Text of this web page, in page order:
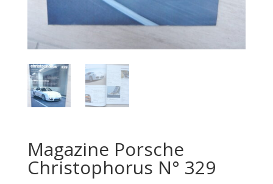
Magazine Porsche
Christophorus N° 329